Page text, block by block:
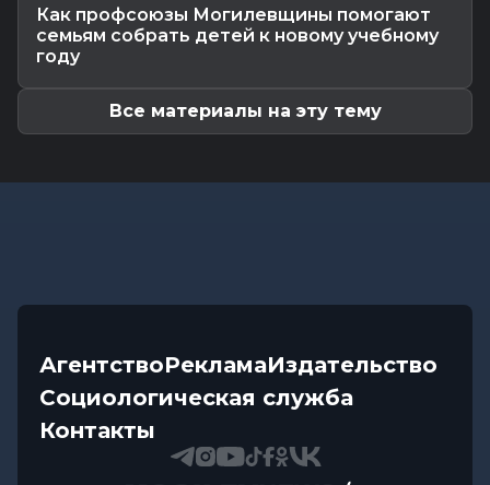
начале следующей недели в...
Общество - 06.08.2026 11:25
Почему в летний период возросло число
Как профсоюзы Могилевщины помогают
семьям собрать детей к новому учебному
году
Все материалы на эту тему
АгентствоРекламаИздательство
Социологическая служба
Контакты